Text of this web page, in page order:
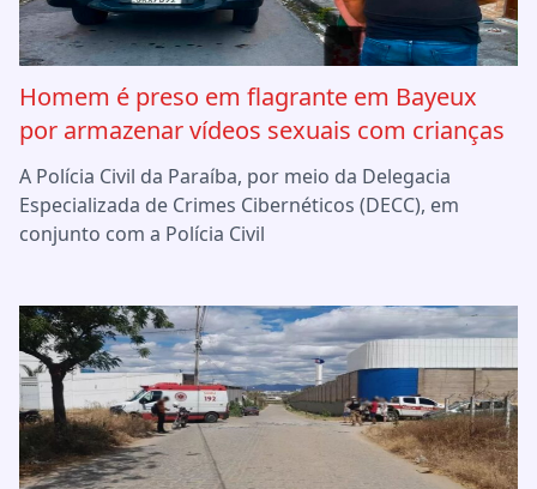
Homem é preso em flagrante em Bayeux
por armazenar vídeos sexuais com crianças
A Polícia Civil da Paraíba, por meio da Delegacia
Especializada de Crimes Cibernéticos (DECC), em
conjunto com a Polícia Civil